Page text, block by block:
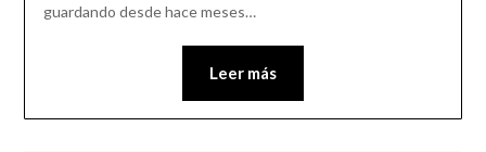
guardando desde hace meses…
Leer más